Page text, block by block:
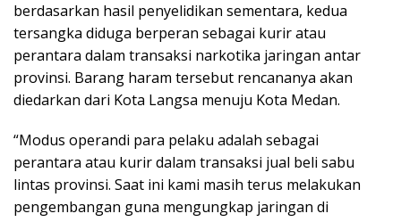
berdasarkan hasil penyelidikan sementara, kedua
tersangka diduga berperan sebagai kurir atau
perantara dalam transaksi narkotika jaringan antar
provinsi. Barang haram tersebut rencananya akan
diedarkan dari Kota Langsa menuju Kota Medan.
“Modus operandi para pelaku adalah sebagai
perantara atau kurir dalam transaksi jual beli sabu
lintas provinsi. Saat ini kami masih terus melakukan
pengembangan guna mengungkap jaringan di